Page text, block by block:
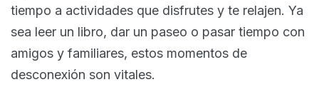
tiempo a actividades que disfrutes y te relajen. Ya
sea leer un libro, dar un paseo o pasar tiempo con
amigos y familiares, estos momentos de
desconexión son vitales.